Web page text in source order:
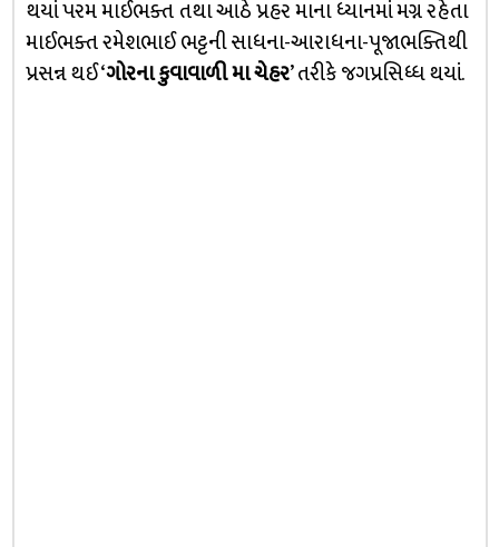
થયાં પરમ માઈભક્ત તથા આઠે પ્રહર માના ધ્યાનમાં મગ્ન રહેતા
માઈભક્ત રમેશભાઈ ભટ્ટની સાધના-આરાધના-પૂજાભક્તિથી
પ્રસન્ન થઈ ‘ગોરના કુવાવાળી મા ચેહર’ તરીકે જગપ્રસિધ્ધ થયાં.